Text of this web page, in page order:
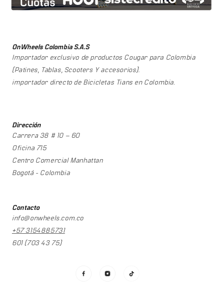
OnWheels Colombia S.A.S
Importador exclusivo de productos Cougar para Colombia
(Patines, Tablas, Scooters Y accesorios).
importador directo de Bicicletas Tians en Colombia.
Dirección
Carrera 38 # 10 – 60
Oficina 715
Centro Comercial Manhattan
Bogotá - Colombia
Contacto
info@onwheels.com.co
+57 3154885731
601 (703 43 75)